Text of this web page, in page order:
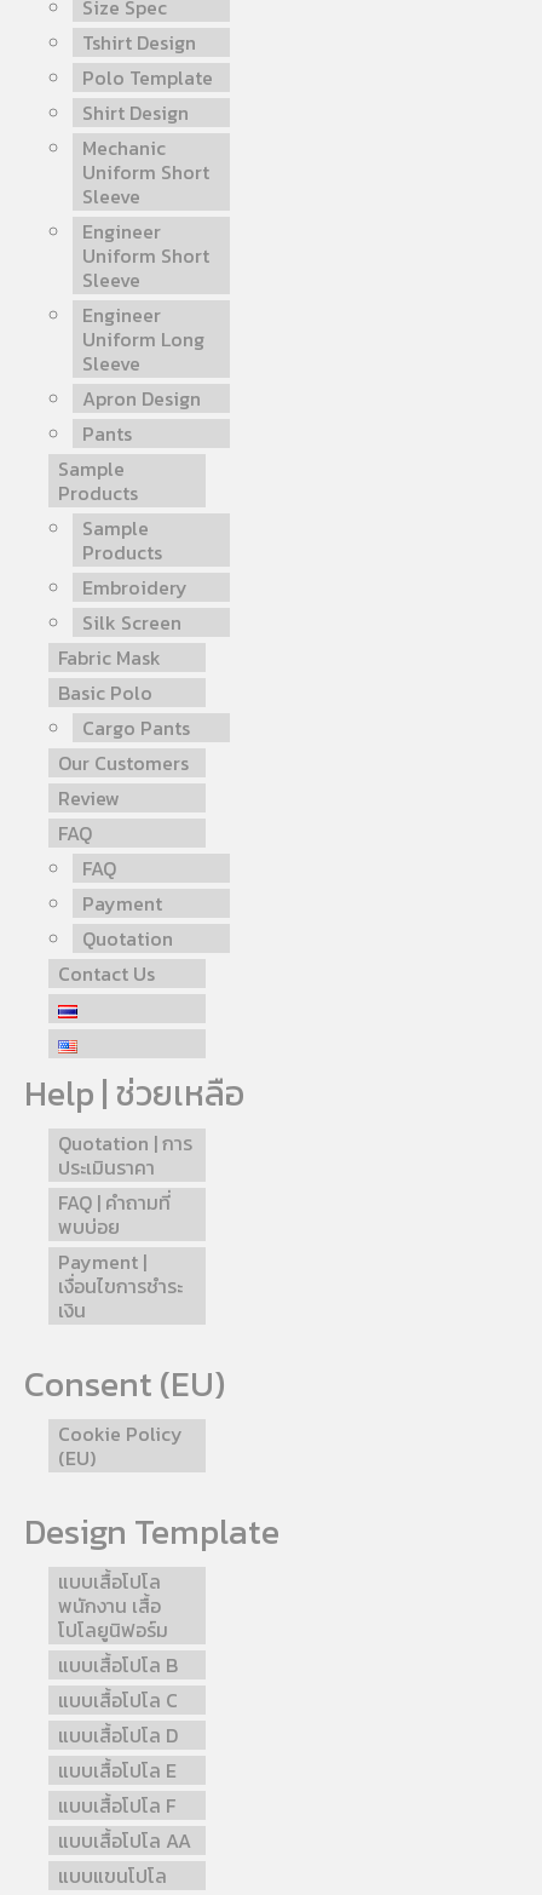
Size Spec
Tshirt Design
Polo Template
Shirt Design
Mechanic
Uniform Short
Sleeve
Engineer
Uniform Short
Sleeve
Engineer
Uniform Long
Sleeve
Apron Design
Pants
Sample
Products
Sample
Products
Embroidery
Silk Screen
Fabric Mask
Basic Polo
Cargo Pants
Our Customers
Review
FAQ
FAQ
Payment
Quotation
Contact Us
Help | ช่วยเหลือ
Quotation | การ
ประเมินราคา
FAQ | คำถามที่
พบบ่อย
Payment |
เงื่อนไขการชำระ
เงิน
Consent (EU)
Cookie Policy
(EU)
Design Template
แบบเสื้อโปโล
พนักงาน เสื้อ
โปโลยูนิฟอร์ม
แบบเสื้อโปโล B
แบบเสื้อโปโล C
แบบเสื้อโปโล D
แบบเสื้อโปโล E
แบบเสื้อโปโล F
แบบเสื้อโปโล AA
แบบแขนโปโล